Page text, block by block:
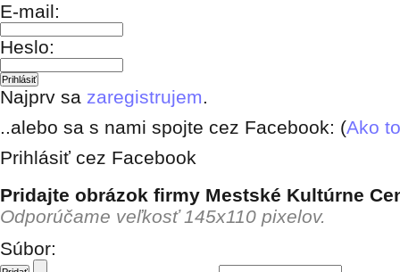
E-mail:
Heslo:
Najprv sa zaregistrujem.
..alebo sa s nami spojte cez Facebook: (Ako
Prihlásiť cez Facebook
Pridajte obrázok firmy Mestské Kultúrne
Odporúčame veľkosť 145x110 pixelov.
Súbor: